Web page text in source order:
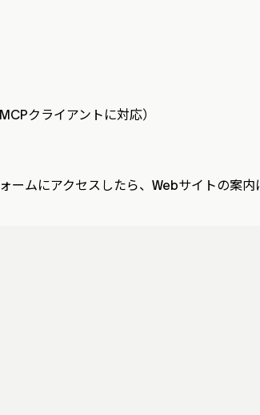
クライアントに対応）
ームにアクセスしたら、Webサイトの案